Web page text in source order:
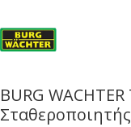
BURG